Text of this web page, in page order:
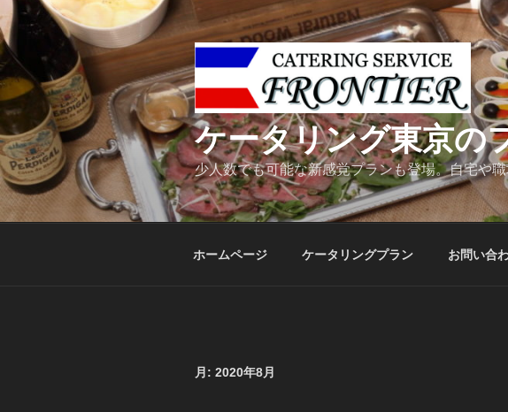
ン
テ
ン
へ
ス
キ
ッ
プ
ケータリング東京の
少人数でも可能な新感覚プランも登場。自宅や
ホームページ ケータリングプラン お問い合
月: 2020年8月